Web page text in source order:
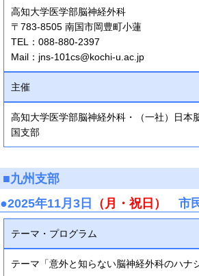
高知大学医学部脳神経外科
〒783-8505 南国市岡豊町小蓮
TEL：088-880-2397
Mail：jns-101cs@kochi-u.ac.jp
主催
高知大学医学部脳神経外科・（一社）日本
国支部
■九州支部
●2025年11月3日
（月・祝日） 市
テーマ・プログラム
テーマ「意外と知らない脳神経外科のハナ